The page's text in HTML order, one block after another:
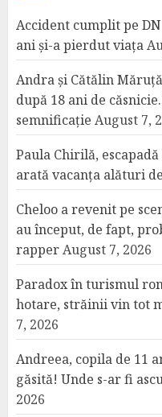
Accident cumplit pe
ani și-a pierdut viața
Andra și Cătălin
după 18 ani de
semnificație August 7,
Paula Chirilă,
arată vacanța alături
Cheloo a revenit pe
au început, de fapt,
rapperAugust 7, 2026
Paradox în turismul
hotare, străinii vin tot
7, 2026
Andreea, copila de 11
găsită! Unde s-ar fi
2026